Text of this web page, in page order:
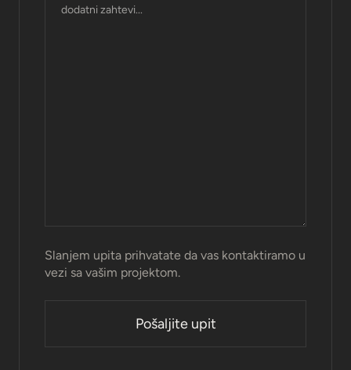
Slanjem upita prihvatate da vas kontaktiramo u
vezi sa vašim projektom.